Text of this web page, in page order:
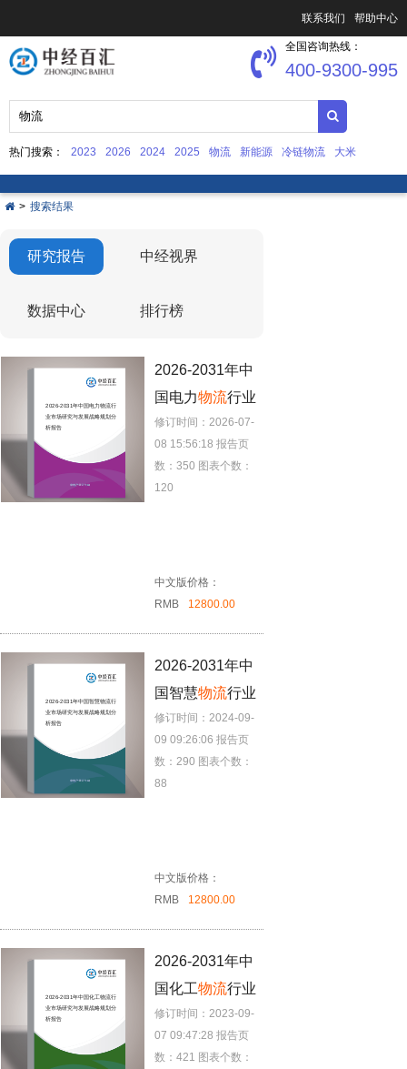
联系我们 帮助中心
热门搜索： 2023 2026 2024 2025 物流 新能源 冷链物流 大米
全国咨询热线：
400-9300-995
> 搜索结果
研究报告 中经视界
数据中心 排行榜
2026-2031年中国电力物流行
业市场研究与发展战略规划分
析报告
2026-2031年中
国电力物流行业
市场研究与发展
战略规划分析报
修订时间：2026-07-
08 15:56:18 报告页
数：350 图表个数：
120
中文版价格：
RMB
12800.00
2026-2031年中国智慧物流行
业市场研究与发展战略规划分
析报告
2026-2031年中
国智慧物流行业
市场研究与发展
战略规划分析报
修订时间：2024-09-
09 09:26:06 报告页
数：290 图表个数：
88
中文版价格：
RMB
12800.00
2026-2031年中国化工物流行
业市场研究与发展战略规划分
析报告
2026-2031年中
国化工物流行业
市场研究与发展
战略规划分析报
修订时间：2023-09-
07 09:47:28 报告页
数：421 图表个数：